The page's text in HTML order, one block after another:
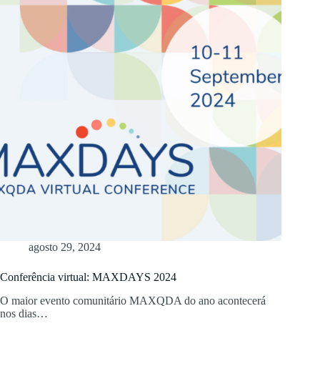
agosto 29, 2024
Conferência virtual: MAXDAYS 2024
O maior evento comunitário MAXQDA do ano acontecerá
nos dias…